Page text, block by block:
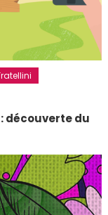
découverte du